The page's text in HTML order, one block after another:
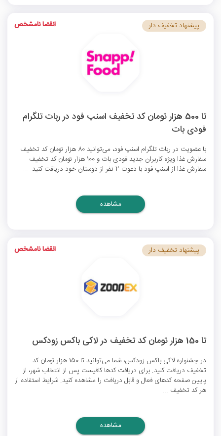
تا 500 هزار تومان کد تخفیف اسنپ فود در ربات تلگرام
فودی بات
با عضویت در ربات تلگرام اسنپ فود، می‌توانید 80 هزار تومان کد تخفیف
سفارش غذا ویژه کاربران جدید فودی بات و 100 هزار تومان کد تخفیف
سفارش غذا از اسنپ فود با دعوت 2 نفر از دوستان خود دریافت کنید. ...
پیشنهاد تخفیف دار انقضا نامشخص
مشاهده
تا 150 هزار تومان کد تخفیف در لاکی باکس زودکس
در جشنواره لاکی باکس زودکس، شما می‌توانید تا 150 هزار تومان کد
تخفیف دریافت کنید. برای دریافت کدها کافیست پس از انتخاب شهر، از
پایین صفحه کدهای فعال و قابل دریافت را مشاهده کنید. شرایط استفاده از
هر کد تخفیف ...
پیشنهاد تخفیف دار انقضا نامشخص
مشاهده